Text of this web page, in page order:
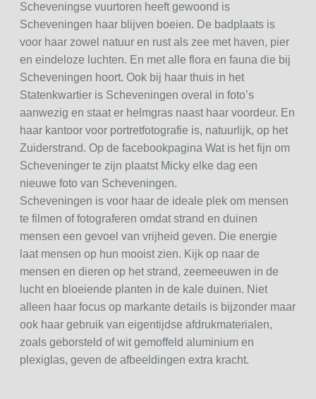
Scheveningse vuurtoren heeft gewoond is
Scheveningen haar blijven boeien. De badplaats is
voor haar zowel natuur en rust als zee met haven, pier
en eindeloze luchten. En met alle flora en fauna die bij
Scheveningen hoort. Ook bij haar thuis in het
Statenkwartier is Scheveningen overal in foto’s
aanwezig en staat er helmgras naast haar voordeur. En
haar kantoor voor portretfotografie is, natuurlijk, op het
Zuiderstrand. Op de facebookpagina Wat is het fijn om
Scheveninger te zijn plaatst Micky elke dag een
nieuwe foto van Scheveningen.
Scheveningen is voor haar de ideale plek om mensen
te filmen of fotograferen omdat strand en duinen
mensen een gevoel van vrijheid geven. Die energie
laat mensen op hun mooist zien. Kijk op naar de
mensen en dieren op het strand, zeemeeuwen in de
lucht en bloeiende planten in de kale duinen. Niet
alleen haar focus op markante details is bijzonder maar
ook haar gebruik van eigentijdse afdrukmaterialen,
zoals geborsteld of wit gemoffeld aluminium en
plexiglas, geven de afbeeldingen extra kracht.